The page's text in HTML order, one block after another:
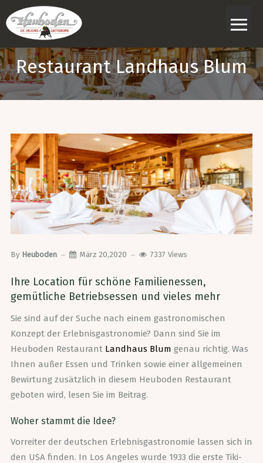
Restaurant Landhaus Blum
By Heuboden März 20,2020 7337 Views
Ihre Location für schöne Familienessen,
gemütliche Betriebsessen und vieles mehr
Sie sind auf der Suche nach einem gastronomischen
Konzept der Erlebnisgastronomie? Dann sind Sie im
Heuboden Restaurant Landhaus Blum genau richtig. Was
Ihnen außer Essen und Trinken sowie einer allgemeinen
Bewirtung zusätzlich in diesem Heuboden Restaurant
geboten wird, lesen Sie im Beitrag.
Woher stammt die Idee?
Vorreiter der deutschen Erlebnisgastronomie lassen sich in
den USA finden. In Los Angeles wurde 1933 die erste Tiki-
≡